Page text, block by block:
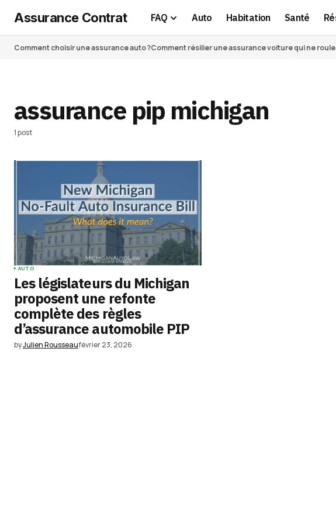
Assurance Contrat FAQ Auto Habitation Santé
Comment choisir une assurance auto ?Comment résilier une assurance voiture qui ne roule
assurance pip michigan
1 post
AUTO
Les législateurs du Michigan
proposent une refonte
complète des règles
d’assurance automobile PIP
byJulien Rousseaufévrier 23, 2026